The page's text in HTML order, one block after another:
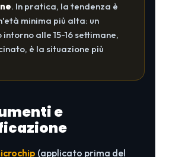
. In pratica, la tendenza è
minima più alta: un
intorno alle 15-16 settimane,
è la situazione più
e
(applicato prima del